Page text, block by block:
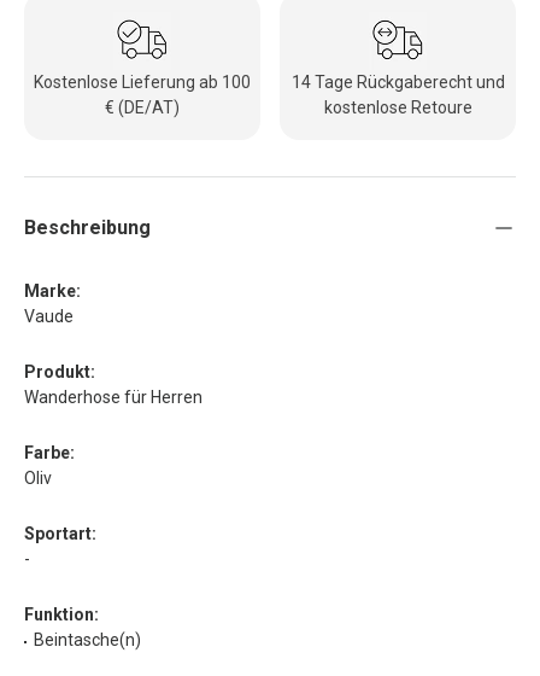
Kostenlose Lieferung ab 100
€ (DE/AT)
14 Tage Rückgaberecht und
kostenlose Retoure
Beschreibung
Marke:
Vaude
Produkt:
Wanderhose für Herren
Farbe:
Oliv
Sportart:
-
Funktion:
Beintasche(n)